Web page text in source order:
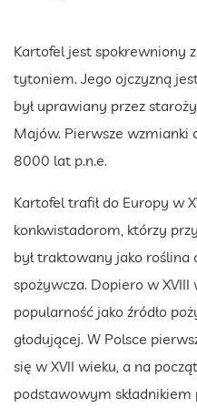
Kartofel jest spokrewniony
tytoniem. Jego ojczyzną
był uprawiany przez
Majów. Pierwsze wzmianki
8000 lat p.n.e.
Kartofel trafił do Europy w
konkwistadorom, którzy
był traktowany jako roślina
spożywcza. Dopiero w XVIII
popularność jako źródło
głodującej. W Polsce
się w XVII wieku, a na
podstawowym składnikiem